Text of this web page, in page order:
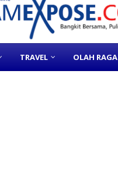
TRAVEL OLAH RAGA